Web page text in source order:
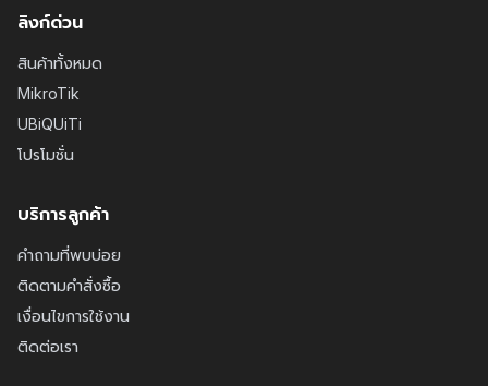
ลิงก์ด่วน
สินค้าทั้งหมด
MikroTik
UBiQUiTi
โปรโมชั่น
บริการลูกค้า
คำถามที่พบบ่อย
ติดตามคำสั่งซื้อ
เงื่อนไขการใช้งาน
ติดต่อเรา